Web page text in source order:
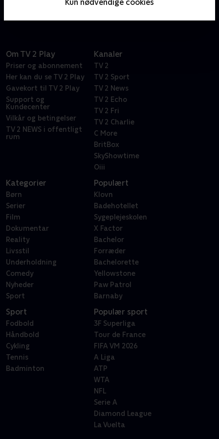
Kun nødvendige cookies
knust. Hvad skal der ske nu?
Om TV 2 Play
Priser og abonnement
Her kan du se TV 2 Play
Gavekort til TV 2 Play
Support og
Kundecenter
Vilkår og betingelser
TV 2 NEWS i offentligt
rum
Kanaler
TV 2
TV 2 Sport
TV 2 News
TV 2 Echo
TV 2 Fri
TV 2 Charlie
C More
BritBox
SkyShowtime
Oiii
Kategorier
Børn
Serier
Film
Dokumentar
Reality
Livsstil
Underholdning
Comedy
Nyheder
Sport
Populært
Klovn
Badehotellet
Sygeplejeskolen
X Factor
Bachelor
Forræder
Bachelorette
Yellowstone
Paw Patrol
Barnaby
Sport
Fodbold
Håndbold
Cykling
Tennis
Badminton
Populær sport
3F Superliga
Tour de France
FIFA VM 2026
A Liga
ATP
WTA
NFL
Serie A
Diamond League
La Vuelta